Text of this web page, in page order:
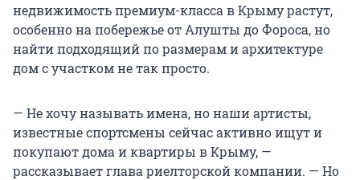
недвижимость премиум-класса в Крыму растут,
особенно на побережье от Алушты до Фороса, но
найти подходящий по размерам и архитектуре
дом с участком не так просто.
— Не хочу называть имена, но наши артисты,
известные спортсмены сейчас активно ищут и
покупают дома и квартиры в Крыму, —
рассказывает глава риелторской компании. — Но